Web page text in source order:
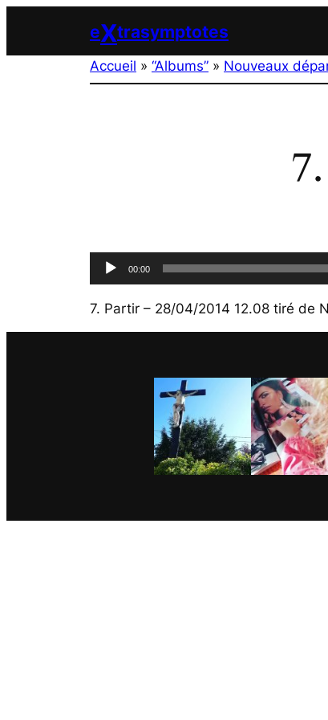
contenu
eXtrasymptotes
Accueil » “Albums” » Nouveaux
Lecteur
audio
00:00
7. Partir – 28/04/2014 12.08 tiré de